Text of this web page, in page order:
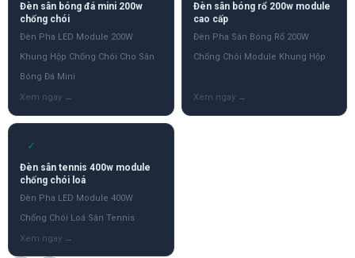
Đèn sân bóng đá mini 200w
chống chói
Đèn Pha LED Module 200W
Khung Hộp Chống Chói Cho Sân
Bóng Đá Mini
Đèn sân bóng rổ 200w module
cao cấp
Đèn Pha Sân Bóng Rổ 200W
Chống Chói Module Khung Hộp
✓
Đèn sân tennis 400w module
chống chói loá
Đèn Pha LED Module 400W
Chống Chói Loá Sân Tennis